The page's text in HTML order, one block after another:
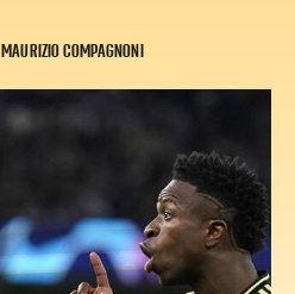
MAURIZIO COMPAGNONI